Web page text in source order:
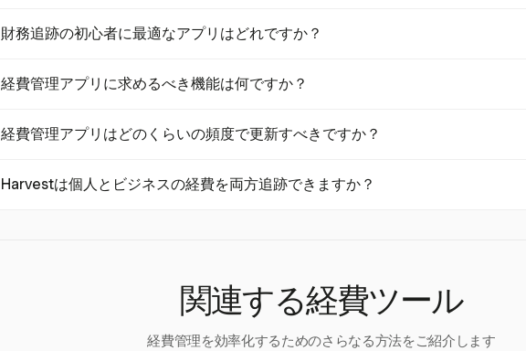
があります。しかし、Harvestは隠れたコストのない透明な30日間の無料トライアルを
財務追跡の初心者に最適なアプリはどれですか？
理を始めるのに最適な選択肢です。
経費管理アプリに求めるべき機能は何ですか？
は、プロジェクトベースの経費追跡と隠れた手数料がない点で優れています。
経費管理アプリはどのくらいの頻度で更新すべきですか？
0%のユーザーが予算管理アプリを少なくとも週に一度利用しているという傾向と一致
Harvestは個人とビジネスの経費を両方追跡できますか？
関連する経費ツール
経費管理を効率化するためのさらなる方法をご紹介します